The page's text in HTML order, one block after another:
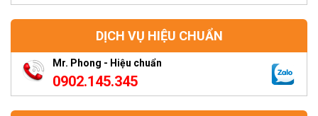
DỊCH VỤ HIỆU CHUẨN
Mr. Phong - Hiệu chuẩn
0902.145.345